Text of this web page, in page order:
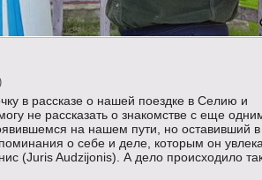
в рассказе о нашей поездке в Селию и
не рассказать о знакомстве с еще
на нашем пути, но оставивший в
о себе и деле, которым он
(Juris Audzijonis). А дело происходило